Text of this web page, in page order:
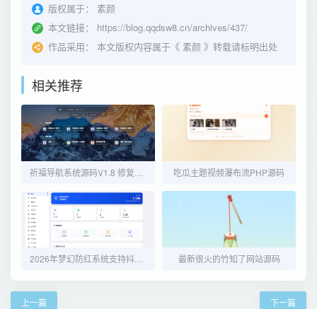
版权属于：
素颜
本文链接：
https://blog.qqdsw8.cn/archives/437/
作品采用：
本文版权内容属于《 素颜 》转载请标明出处
相关推荐
吃瓜主题视频瀑布流PHP源码
最新很火的竹知了网站源码
上一篇 下一篇